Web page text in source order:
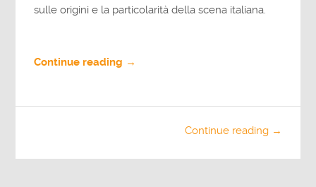
sulle origini e la particolarità della scena italiana.
Continue reading →
Continue reading →